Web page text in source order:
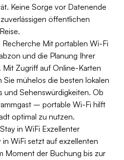
Keine Sorge vor Datenende
öffentlichen
Mit portablen Wi-Fi
und die Planung Ihrer
Mit Zugriff auf Online-Karten
mühelos die besten lokalen
und Sehenswürdigkeiten. Ob
– portable Wi-Fi hilft
optimal zu nutzen.
in WiFi Exzellenter
WiFi setzt auf exzellenten
Moment der Buchung bis zur